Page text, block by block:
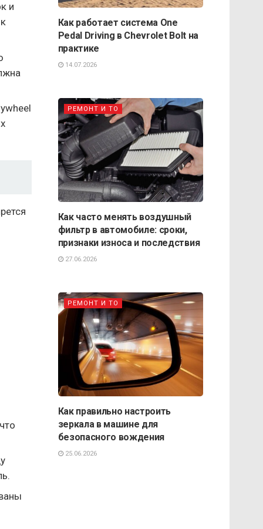
и
Как работает система One
Pedal Driving в Chevrolet Bolt на
практике
14.07.2026
РЕМОНТ И ТО
Как часто менять воздушный
фильтр в автомобиле: сроки,
признаки износа и последствия
27.06.2026
РЕМОНТ И ТО
Как правильно настроить
зеркала в машине для
безопасного вождения
25.06.2026